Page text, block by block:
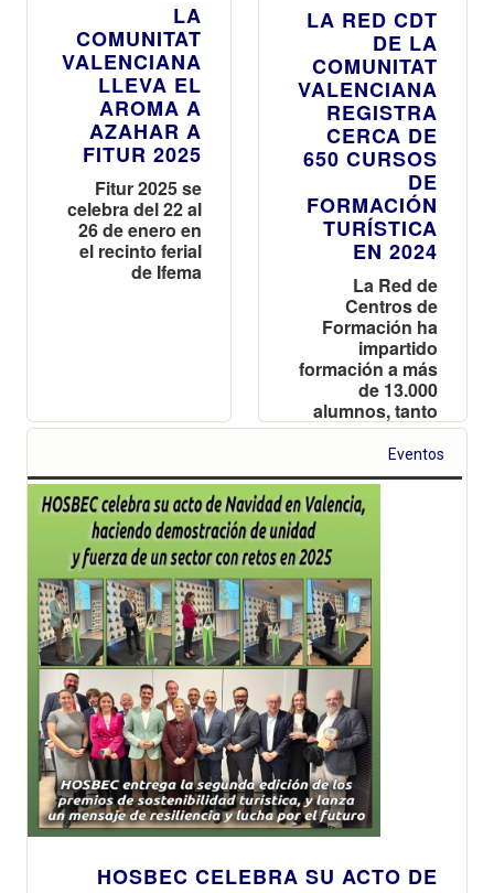
LA
COMUNITAT
VALENCIANA
LLEVA EL
AROMA A
AZAHAR A
FITUR 2025
Fitur 2025 se
celebra del 22 al
26 de enero en
el recinto ferial
de Ifema
LA RED CDT
DE LA
COMUNITAT
VALENCIANA
REGISTRA
CERCA DE
650 CURSOS
DE
FORMACIÓN
TURÍSTICA
EN 2024
La Red de
Centros de
Formación ha
impartido
formación a más
de 13.000
alumnos, tanto
presencialmente
en sus diez
centros como a
distancia a
través de su
Eventos
HOSBEC CELEBRA SU ACTO DE